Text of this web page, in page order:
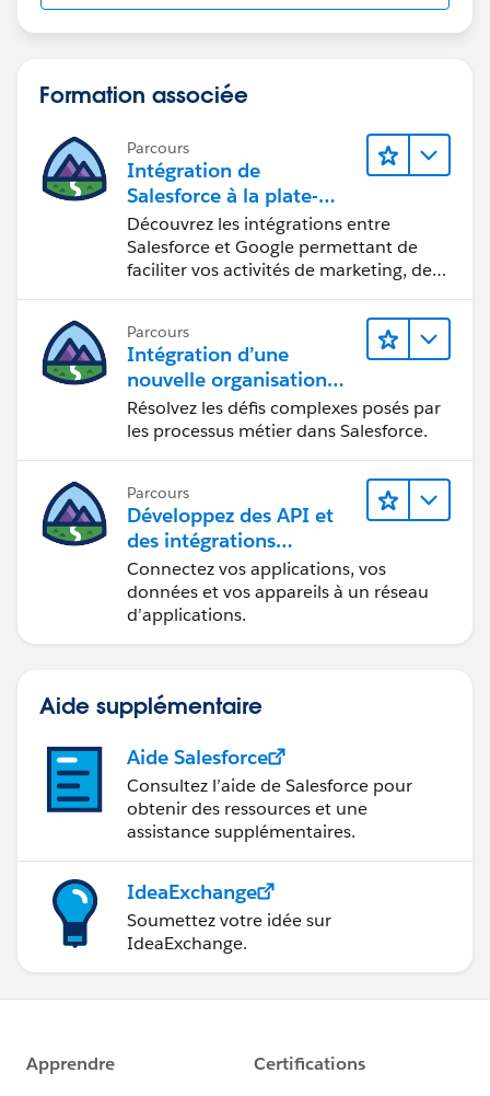
Formation associée
Parcours
Intégration de
Salesforce à la plate-
forme Google
Découvrez les intégrations entre
Salesforce et Google permettant de
faciliter vos activités de marketing, de
Parcours
Intégration d’une
nouvelle organisation
commerciale
Résolvez les défis complexes posés par
les processus métier dans Salesforce.
Parcours
Développez des API et
des intégrations
formidables avec
MuleSoft
Connectez vos applications, vos
données et vos appareils à un réseau
d’applications.
Aide supplémentaire
Aide Salesforce
Consultez l’aide de Salesforce pour
obtenir des ressources et une
assistance supplémentaires.
IdeaExchange
Soumettez votre idée sur
IdeaExchange.